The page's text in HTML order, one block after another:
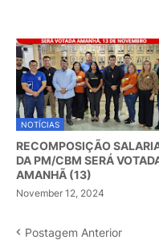
NOTÍCIAS
RECOMPOSIÇÃO
DA PM/CBM SERÁ
AMANHÃ (13)
November 12, 2024
Postagem Anterior